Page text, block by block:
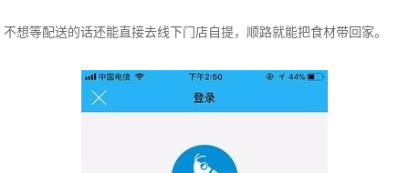
不想等配送的话还能直接去线下门店自提，顺路就能把食材带回家。